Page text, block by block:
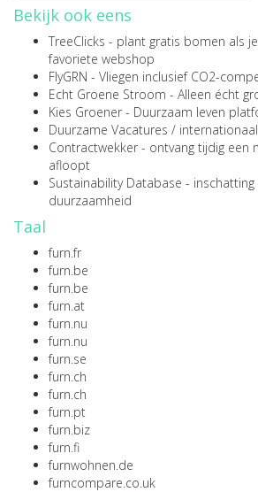
Bekijk ook eens
TreeClicks - plant gratis bomen als
favoriete webshop
FlyGRN - Vliegen inclusief CO2-
Echt Groene Stroom - Alleen écht
Kies Groener - Duurzaam leven
Duurzame Vacatures / internationaal
Contractwekker - ontvang tijdig een
afloopt
Sustainability Database -
duurzaamheid
Taal
furn.fr
furn.be
furn.be
furn.at
furn.nu
furn.nu
furn.se
furn.ch
furn.ch
furn.pt
furn.biz
furn.fi
furnwohnen.de
furncompare.co.uk